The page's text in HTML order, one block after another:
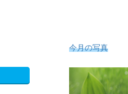
今月の写真